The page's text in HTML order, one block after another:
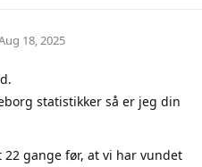
18, 2025
statistikker så er jeg din
gange før, at vi har vundet